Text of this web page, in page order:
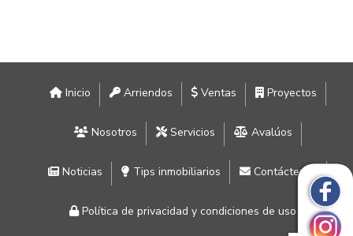
Inicio Arriendos Ventas Proyectos
Nosotros Servicios Avalúos
Noticias Tips inmobiliarios Contáctenos
Política de privacidad y condiciones de uso